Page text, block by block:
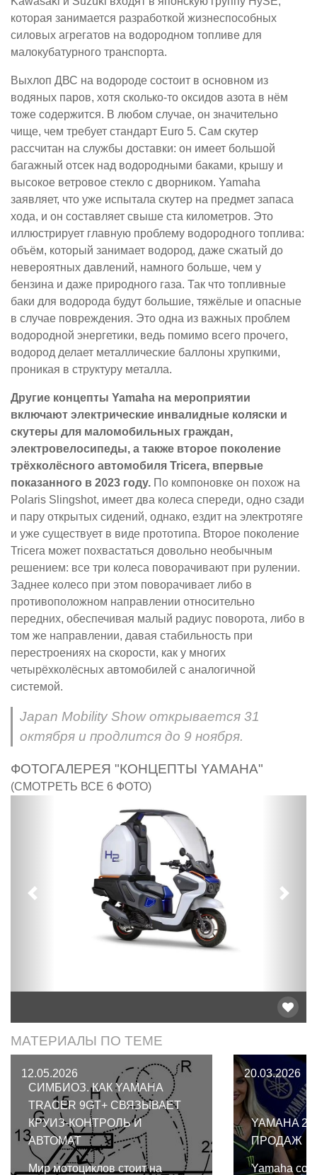
которая занимается разработкой жизнеспособных
силовых агрегатов на водородном топливе для
малокубатурного транспорта.
Выхлоп ДВС на водороде состоит в основном из
водяных паров, хотя сколько-то оксидов азота в нём
тоже содержится. В любом случае, он значительно
чище, чем требует стандарт Euro 5. Сам скутер
рассчитан на службы доставки: он имеет большой
багажный отсек над водородными баками, крышу и
высокое ветровое стекло с дворником. Yamaha
заявляет, что уже испытала скутер на предмет запаса
хода, и он составляет свыше ста километров. Это
иллюстрирует главную проблему водородного топлива:
объём, который занимает водород, даже сжатый до
невероятных давлений, намного больше, чем у
бензина и даже природного газа. Так что топливные
баки для водорода будут большие, тяжёлые и опасные
в случае повреждения. Это одна из важных проблем
водородной энергетики, ведь помимо всего прочего,
водород делает металлические баллоны хрупкими,
проникая в структуру металла.
Другие концепты Yamaha на мероприятии
включают электрические инвалидные коляски и
скутеры для маломобильных граждан,
электровелосипеды, а также второе поколение
трёхколёсного автомобиля Tricera, впервые
показанного в 2023 году. По компоновке он похож на
Polaris Slingshot, имеет два колеса спереди, одно сзади
и пару открытых сидений, однако, ездит на электротяге
и уже существует в виде прототипа. Второе поколение
Tricera может похвастаться довольно необычным
решением: все три колеса поворачивают при рулении.
Заднее колесо при этом поворачивает либо в
противоположном направлении относительно
передних, обеспечивая малый радиус поворота, либо в
том же направлении, давая стабильность при
перестроениях на скорости, как у многих
четырёхколёсных автомобилей с аналогичной
системой.
Japan Mobility Show открывается 31
октября и продлится до 9 ноября.
ФОТОГАЛЕРЕЯ "КОНЦЕПТЫ YAMAHA"
(СМОТРЕТЬ ВСЕ 6 ФОТО)
Предыдущий
МАТЕРИАЛЫ ПО ТЕМЕ
12.05.2026
СИМБИОЗ. КАК YAMAHA
TRACER 9GT+ СВЯЗЫВАЕТ
КРУИЗ-КОНТРОЛЬ И
АВТОМАТ
Мир мотоциклов стоит на
20.03.2026
YAMAHA
ПРОДАЖ
Yamaha